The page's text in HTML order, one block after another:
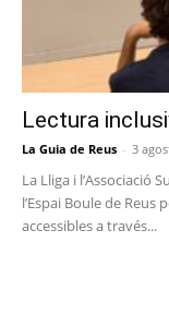
Lectura
La Guia de Reus - 3
La Lliga i l’Associació
l’Espai Boule de
accessibles a través...